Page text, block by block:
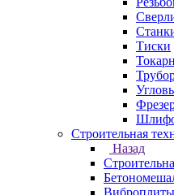
Тиски
Строительная
Назад
Виброплиты